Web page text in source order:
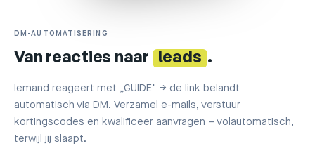
DM-AUTOMATISERING
Van reacties naar leads .
Iemand reageert met „GUIDE" → de link belandt
automatisch via DM. Verzamel e-mails, verstuur
kortingscodes en kwalificeer aanvragen – volautomatisch,
terwijl jij slaapt.